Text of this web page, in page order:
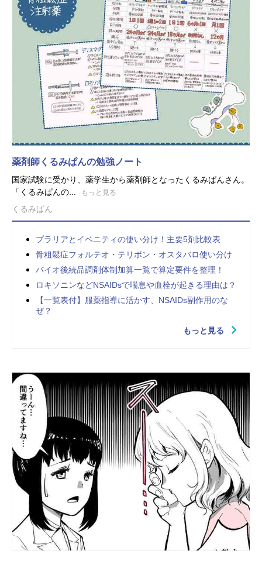
薬剤師くるみぱんの勉強ノート
国家試験に受かり、薬学生から薬剤師となったくるみぱんさん。
「くるみぱんの...
もっと見る
くるみぱん
プラリアとイベニティの使い分け！主要5剤比較表
骨粗鬆症フォルテオ・テリボン・オスタバロ使い分け
バイオ後続品調剤体制加算一覧で算定要件を整理！
ロキソニンなどNSAIDsで喘息や血栓が起きる理由は？
【一覧表付】服薬指導に活かす、NSAIDs副作用のな
ぜ？
もっと見る